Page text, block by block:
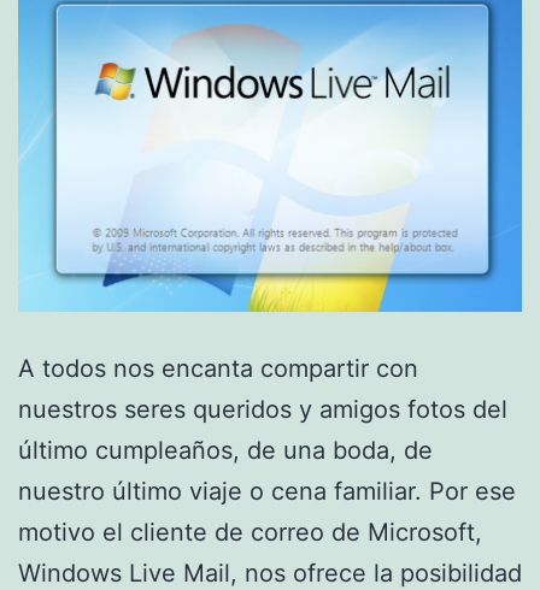
A todos nos encanta compartir con
nuestros seres queridos y amigos fotos del
último cumpleaños, de una boda, de
nuestro último viaje o cena familiar. Por ese
motivo el cliente de correo de Microsoft,
Windows Live Mail, nos ofrece la posibilidad